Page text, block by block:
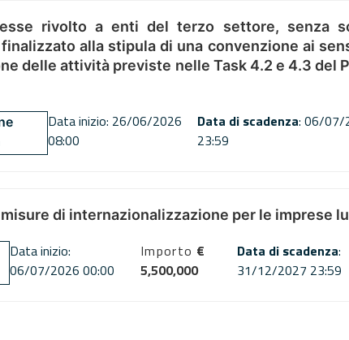
rivolto a enti del terzo settore, senza
alla stipula di una convenzione ai
delle attività previste nelle Task 4.2 e 4.3 del
Data inizio: 26/06/2026
08:00
Data di scadenza: 06/07/
23:59
di internazionalizzazione per le imprese
Data inizio:
06/07/2026 00:00
Importo €
5,500,000
Data di scadenza:
31/12/2027 23:59